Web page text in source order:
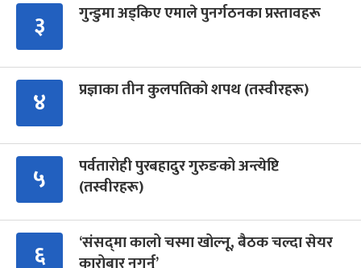
३ गुन्डुमा अड्किए एमाले पुनर्गठनका प्रस्तावहरू
४ प्रज्ञाका तीन कुलपतिको शपथ (तस्वीरहरू)
५
पर्वतारोही पुरबहादुर गुरुङको अन्त्येष्टि
(तस्वीरहरू)
६
‘संसद्‍मा कालो चस्मा खोल्नू, बैठक चल्दा सेयर